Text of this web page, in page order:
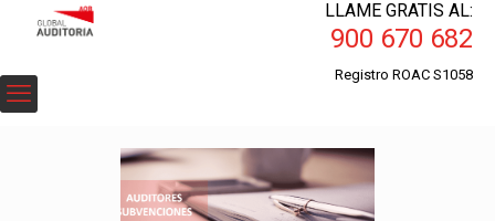
LLAME GRATIS AL:
900 670 682
Registro ROAC S1058